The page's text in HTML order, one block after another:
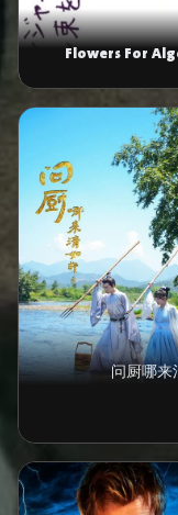
Flowers For
问厨哪